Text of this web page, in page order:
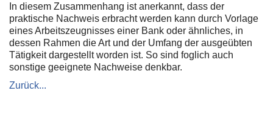
In diesem Zusammenhang ist anerkannt, dass der
praktische Nachweis erbracht werden kann durch Vorlage
eines Arbeitszeugnisses einer Bank oder ähnliches, in
dessen Rahmen die Art und der Umfang der ausgeübten
Tätigkeit dargestellt worden ist. So sind foglich auch
sonstige geeignete Nachweise denkbar.
Zurück...